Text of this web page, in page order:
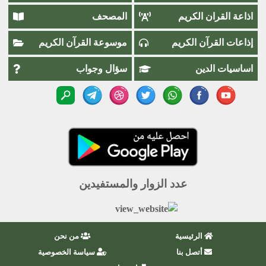
اذاعة القران الكريم المصحف
إذاعات القرآن الكريم موسوعة القرآن الكريم
اساسيات الدين سؤال وجواب
عدد الزوار والمستفيدين
الرئيسية
من نحن
أتصل بنا
سياسة الخصوصية